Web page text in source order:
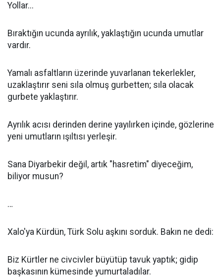
Yollar...
Bıraktığın ucunda ayrılık, yaklaştığın ucunda umutlar
vardır.
Yamalı asfaltların üzerinde yuvarlanan tekerlekler,
uzaklaştırır seni sıla olmuş gurbetten; sıla olacak
gurbete yaklaştırır.
Ayrılık acısı derinden derine yayılırken içinde, gözlerine
yeni umutların ışıltısı yerleşir.
Sana Diyarbekir değil, artık "hasretim" diyeceğim,
biliyor musun?
…
Xalo'ya Kürdün, Türk Solu aşkını sorduk. Bakın ne dedi:
Biz Kürtler ne civcivler büyütüp tavuk yaptık; gidip
başkasının kümesinde yumurtaladılar.